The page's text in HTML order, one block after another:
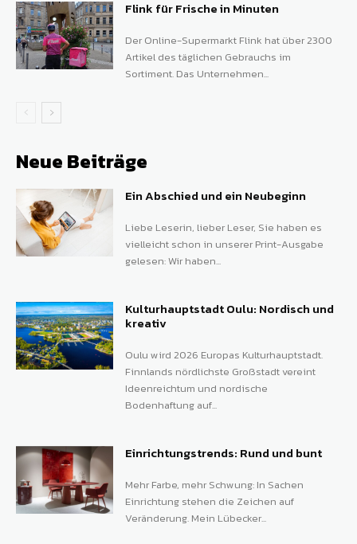
Flink für Frische in Minuten
Der Online-Supermarkt Flink hat über 2300
Artikel des täglichen Gebrauchs im
Sortiment. Das Unternehmen...
Neue Beiträge
Ein Abschied und ein Neubeginn
Liebe Leserin, lieber Leser, Sie haben es
vielleicht schon in unserer Print-Ausgabe
gelesen: Wir haben...
Kulturhauptstadt Oulu: Nordisch und
kreativ
Oulu wird 2026 Europas Kulturhauptstadt.
Finnlands nördlichste Großstadt vereint
Ideenreichtum und nordische
Bodenhaftung auf...
Einrichtungstrends: Rund und bunt
Mehr Farbe, mehr Schwung: In Sachen
Einrichtung stehen die Zeichen auf
Veränderung. Mein Lübecker...